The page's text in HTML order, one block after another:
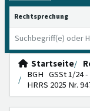
HRRS durchsuchen
Startseite
BGH GSSt 1/24
HRRS 2025 Nr.